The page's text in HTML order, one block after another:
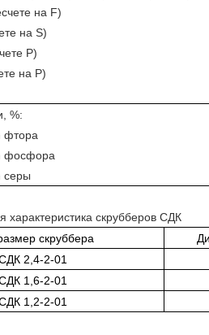
на F)
на S)
Р)
на Р)
%:
фтора
фосфора
серы
характеристика скрубберов СДК
скруббера
2,4-2-01
1,6-2-01
1,2-2-01